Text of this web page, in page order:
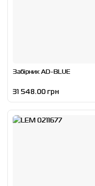
Забірник AD-BLUE
31 548.00 грн